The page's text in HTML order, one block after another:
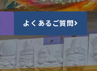
よくあるご質問